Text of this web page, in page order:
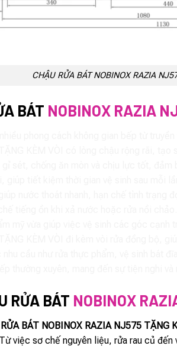
CHẬU RỬA BÁT NOBINOX RAZIA
BÁT NOBINOX RAZIA
RỬA BÁT NOBINOX
BÁT NOBINOX RAZIA NJ575 TẶNG
việc sơ chế nguyên liệu, rửa rau củ